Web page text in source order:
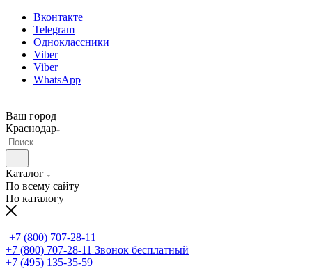
Вконтакте
Telegram
Одноклассники
Viber
Viber
WhatsApp
Ваш город
Краснодар
Каталог
По всему сайту
По каталогу
+7 (800) 707-28-11
+7 (800) 707-28-11 Звонок бесплатный
+7 (495) 135-35-59